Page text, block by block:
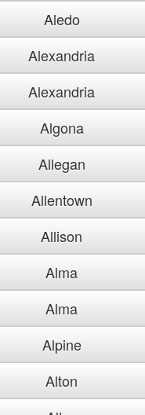
Aledo
Alexandria
Alexandria
Algona
Allegan
Allentown
Allison
Alma
Alma
Alpine
Alton